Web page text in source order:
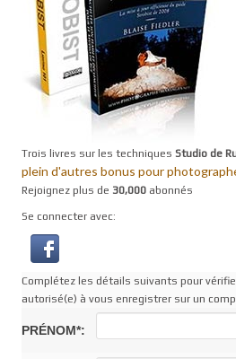
Trois livres sur les techniques Studio de
plein d'autres bonus pour
Rejoignez plus de 30,000 abonnés
Se connecter avec:
Complétez les détails suivants pour
autorisé(e) à vous enregistrer sur un
PRÉNOM*: